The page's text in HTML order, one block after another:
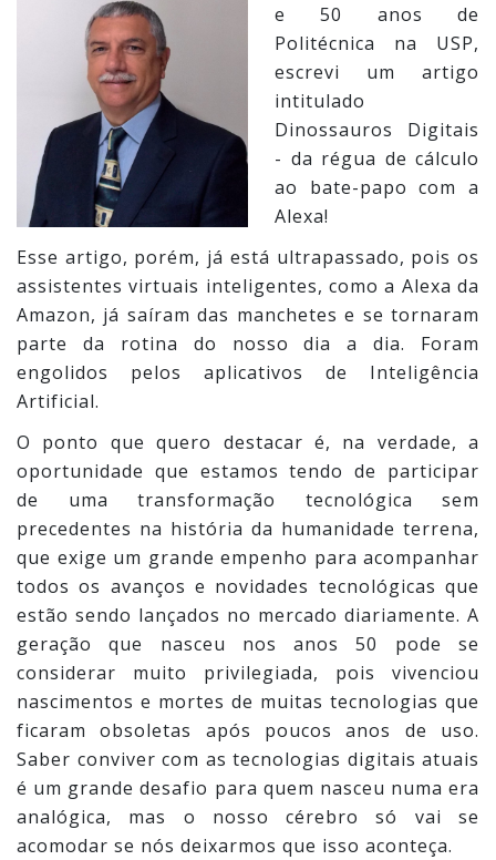
e 50 anos de
Politécnica na USP,
escrevi um artigo
intitulado
Dinossauros Digitais
- da régua de cálculo
ao bate-papo com a
Alexa!
Esse artigo, porém, já está ultrapassado, pois os
assistentes virtuais inteligentes, como a Alexa da
Amazon, já saíram das manchetes e se tornaram
parte da rotina do nosso dia a dia. Foram
engolidos pelos aplicativos de Inteligência
Artificial.
O ponto que quero destacar é, na verdade, a
oportunidade que estamos tendo de participar
de uma transformação tecnológica sem
precedentes na história da humanidade terrena,
que exige um grande empenho para acompanhar
todos os avanços e novidades tecnológicas que
estão sendo lançados no mercado diariamente. A
geração que nasceu nos anos 50 pode se
considerar muito privilegiada, pois vivenciou
nascimentos e mortes de muitas tecnologias que
ficaram obsoletas após poucos anos de uso.
Saber conviver com as tecnologias digitais atuais
é um grande desafio para quem nasceu numa era
analógica, mas o nosso cérebro só vai se
acomodar se nós deixarmos que isso aconteça.